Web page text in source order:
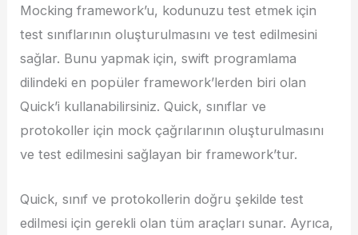
Mocking framework’u, kodunuzu test etmek için
test sınıflarının oluşturulmasını ve test edilmesini
sağlar. Bunu yapmak için, swift programlama
dilindeki en popüler framework’lerden biri olan
Quick’i kullanabilirsiniz. Quick, sınıflar ve
protokoller için mock çağrılarının oluşturulmasını
ve test edilmesini sağlayan bir framework’tur.
Quick, sınıf ve protokollerin doğru şekilde test
edilmesi için gerekli olan tüm araçları sunar. Ayrıca,